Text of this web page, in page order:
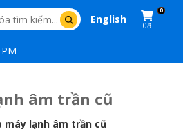
English
0
0đ
âm trần cũ
máy lạnh âm trần cũ